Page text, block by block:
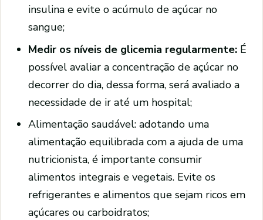
insulina e evite o acúmulo de açúcar no
sangue;
Medir os níveis de glicemia regularmente: É
possível avaliar a concentração de açúcar no
decorrer do dia, dessa forma, será avaliado a
necessidade de ir até um hospital;
Alimentação saudável: adotando uma
alimentação equilibrada com a ajuda de uma
nutricionista, é importante consumir
alimentos integrais e vegetais. Evite os
refrigerantes e alimentos que sejam ricos em
açúcares ou carboidratos;